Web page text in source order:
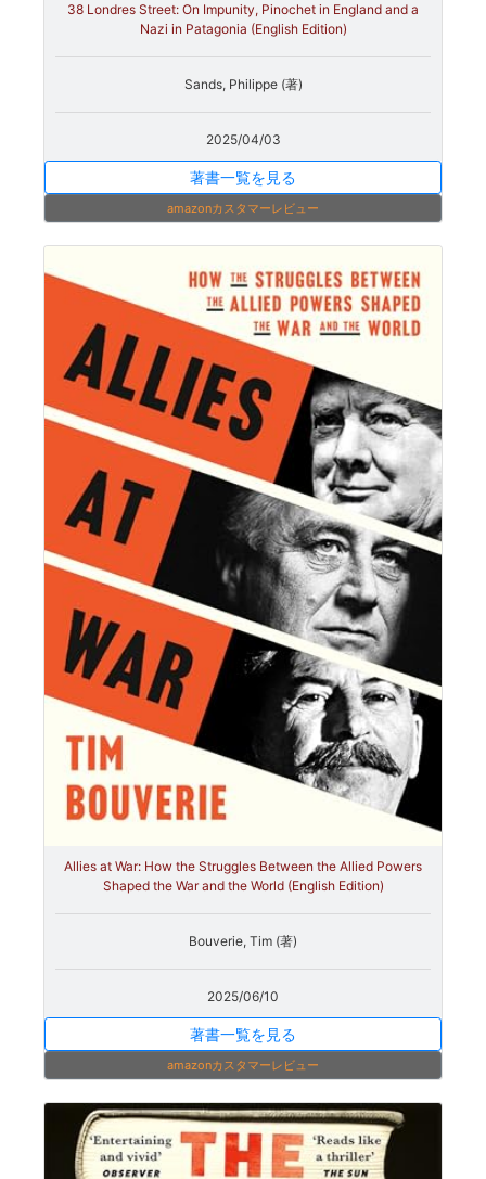
38 Londres Street: On Impunity, Pinochet in England and a
Nazi in Patagonia (English Edition)
Sands, Philippe (著)
2025/04/03
著書一覧を見る
amazonカスタマーレビュー
Allies at War: How the Struggles Between the Allied Powers
Shaped the War and the World (English Edition)
Bouverie, Tim (著)
2025/06/10
著書一覧を見る
amazonカスタマーレビュー